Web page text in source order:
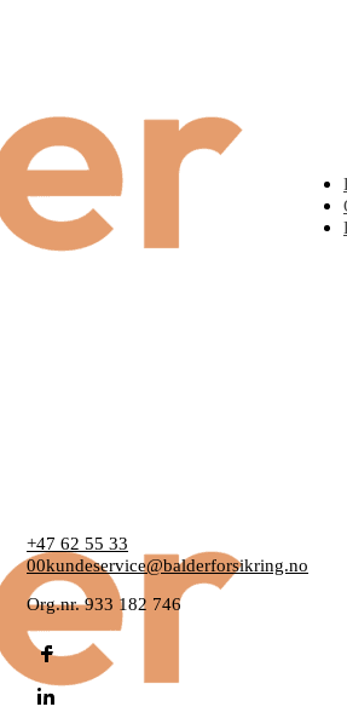
+47 62 55 33
00kundeservice@balderforsikring.no
Org.nr. 933 182 746